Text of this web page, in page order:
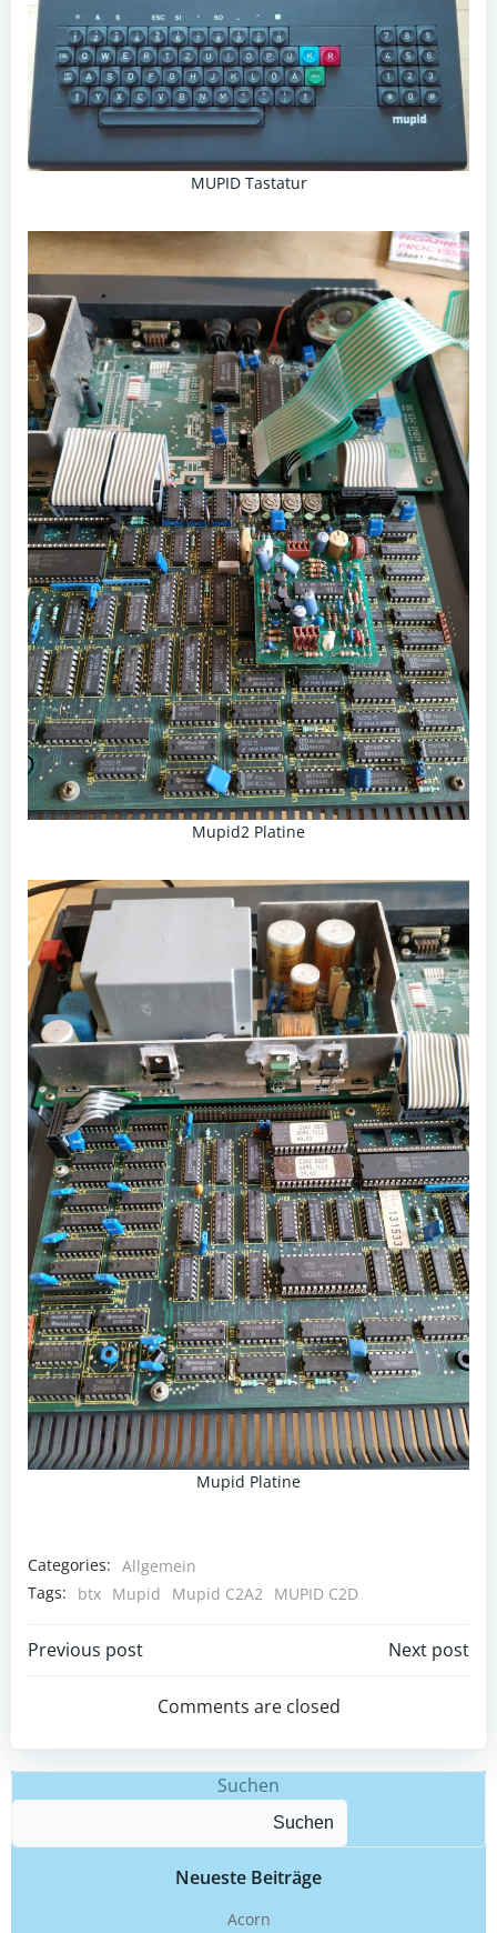
MUPID Tastatur
Mupid2 Platine
Mupid Platine
Categories: Allgemein
Tags:
btx Mupid Mupid C2A2 MUPID C2D
Beitragsnavigation
Previous post Next post
Comments are closed
Suchen
Suchen
Neueste Beiträge
Acorn